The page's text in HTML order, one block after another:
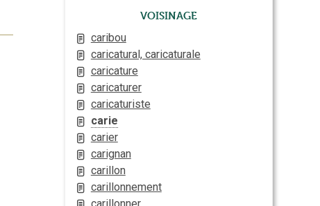
Voisinage
caribou
caricatural, caricaturale
caricature
caricaturer
caricaturiste
carie
carier
carignan
carillon
carillonnement